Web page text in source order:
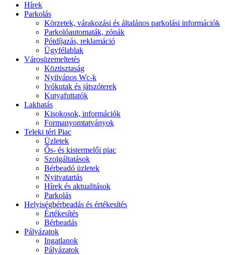
Hírek
Parkolás
Körzetek, várakozási és általános parkolási információk
Parkolóautomaták, zónák
Pótdíjazás, reklamáció
Ügyfélablak
Városüzemeltetés
Köztisztaság
Nyilvános Wc-k
Ivókutak és játszóterek
Kutyafuttatók
Lakhatás
Kisokosok, információk
Formanyomtatványok
Teleki téri Piac
Üzletek
Ős- és kistermelői piac
Szolgáltatások
Bérbeadó üzletek
Nyitvatartás
Hírek és aktualitások
Parkolás
Helyiségbérbeadás és értékesítés
Értékesítés
Bérbeadás
Pályázatok
Ingatlanok
Pályázatok